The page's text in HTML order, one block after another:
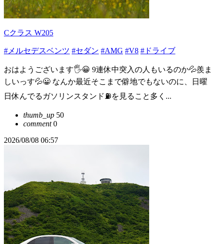
Cクラス W205
#メルセデスベンツ #セダン #AMG #V8 #ドライブ
おはようございます🖐😀 9連休中突入の人もいるのか💦羨ま
しいっす💦😀 なんか最近そこまで僻地でもないのに、日曜
日休んでるガソリンスタンド⛽️を見ること多く...
thumb_up 50
comment0
2026/08/08 06:57